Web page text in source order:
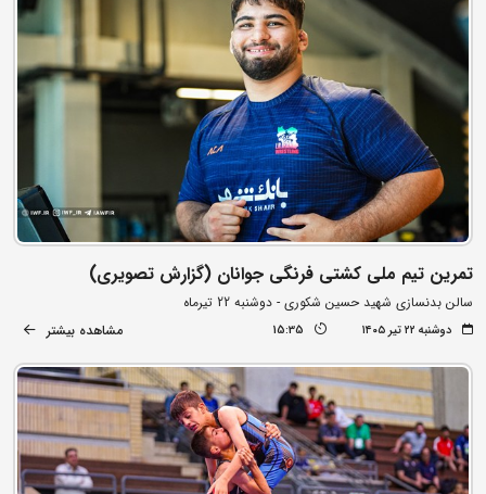
تمرین تیم ملی کشتی فرنگی جوانان (گزارش تصویری)
سالن بدنسازی شهید حسین شکوری - دوشنبه 22 تیرماه
دوشنبه ۲۲ تیر ۱۴۰۵ 15:35 مشاهده بیشتر